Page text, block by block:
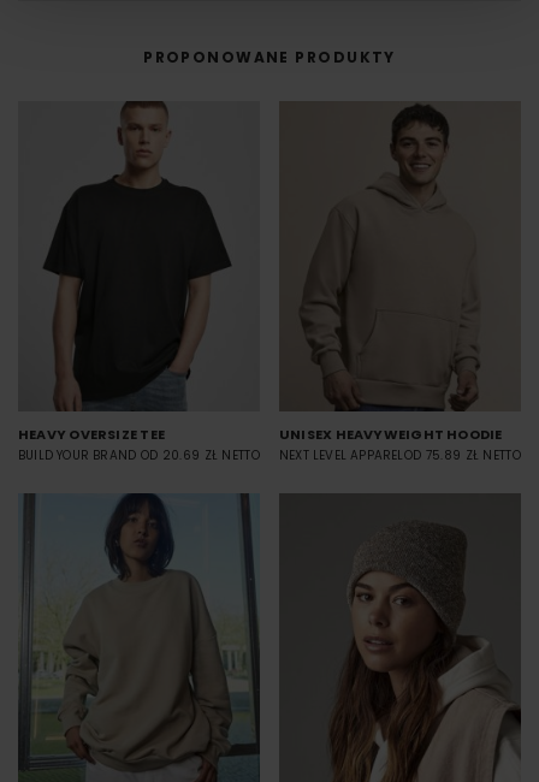
PROPONOWANE PRODUKTY
HEAVY OVERSIZE TEE
BUILD YOUR BRAND OD 20.69 ZŁ NETTO
UNISEX HEAVYWEIGHT HOODIE
NEXT LEVEL APPARELOD 75.89 ZŁ NETTO